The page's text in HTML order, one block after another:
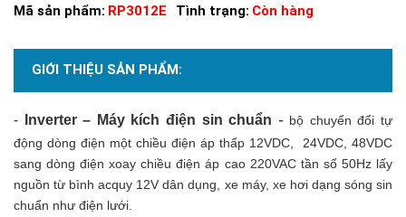
Mã sản phẩm: RP3012E Tình trạng: Còn hàng
GIỚI THIỆU SẢN PHẨM:
- Inverter – Máy kích điện sin chuẩn -bộ chuyển đổi tự
động dòng điện một chiều điện áp thấp 12VDC, 24VDC, 48VDC
sang dòng điện xoay chiều điện áp cao 220VAC tần số 50Hz lấy
nguồn từ bình acquy 12V dân dụng, xe máy, xe hơi dạng sóng sin
chuẩn như điện lưới.